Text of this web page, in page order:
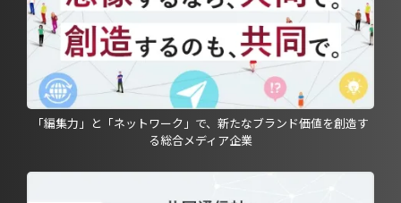
「編集力」と「ネットワーク」で、新たなブランド価値を創造す
る総合メディア企業